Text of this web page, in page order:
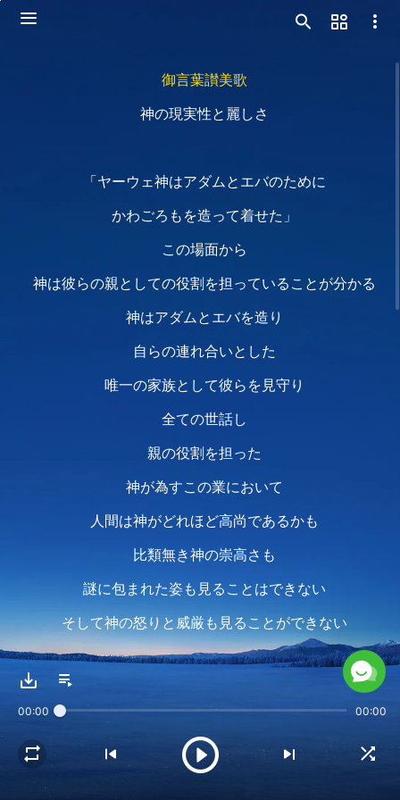
御言葉讃美歌
神の現実性と麗しさ
「ヤーウェ神はアダムとエバのために
かわごろもを造って着せた」
この場面から
神は彼らの親としての役割を担っていることが分かる
神はアダムとエバを造り
自らの連れ合いとした
唯一の家族として彼らを見守り
全ての世話し
親の役割を担った
神が為すこの業において
人間は神がどれほど高尚であるかも
比類無き神の崇高さも
謎に包まれた姿も見ることはできない
そして神の怒りと威厳も見ることができない
見ることはできない
そして人間は
00:00 00:00